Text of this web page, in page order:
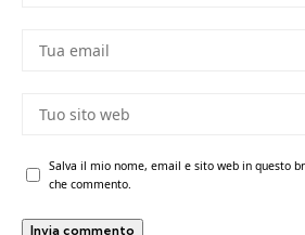
Salva il mio nome, email e sito web in questo
che commento.